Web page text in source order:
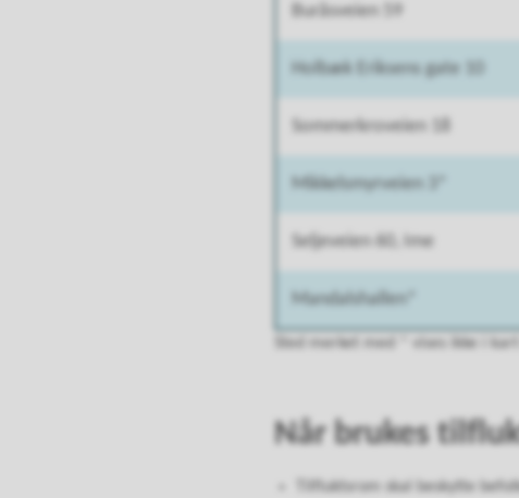
Buråsveien 59
Holbæk Eriksens gate 10
Sommerkroveien 18
Mikkelsmyrveien 3*
Seljeveien 60, Ime
Mandalshallen*
Sted merket med * vises ikke i
Når brukes
Tilfluktsrom skal beskytte